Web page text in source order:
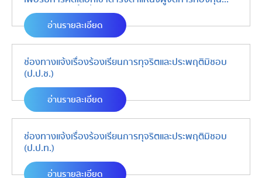
ประกันชีวิต (ครั้งที่ 4)
อ่านรายละเอียด
ช่องทางแจ้งเรื่องร้องเรียนการทุจริตและประพฤติมิชอบ
(ป.ป.ช.)
อ่านรายละเอียด
ช่องทางแจ้งเรื่องร้องเรียนการทุจริตและประพฤติมิชอบ
(ป.ป.ท.)
อ่านรายละเอียด